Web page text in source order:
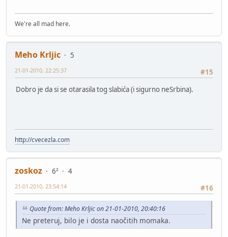
We're all mad here.
Meho Krljic
5
#15
21-01-2010, 22:25:37
Dobro je da si se otarasila tog slabića (i sigurno neSrbina).
http://cvecezla.com
zoskoz 6²
4
#16
21-01-2010, 23:54:14
Quote from: Meho Krljic on 21-01-2010, 20:40:16
Ne preteruj, bilo je i dosta naočitih momaka.